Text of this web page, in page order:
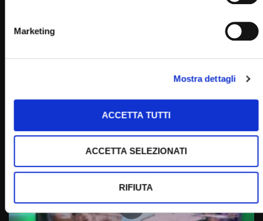
Marketing
Mostra dettagli
ACCETTA TUTTI
ACCETTA SELEZIONATI
RIFIUTA